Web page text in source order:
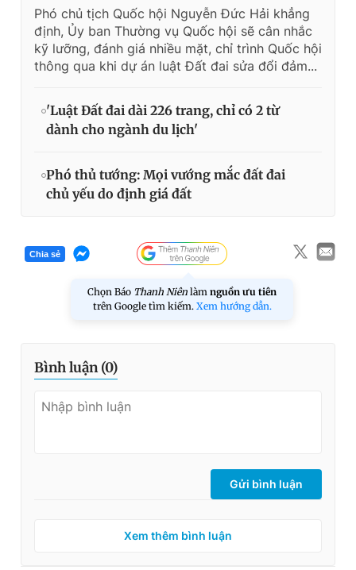
Phó chủ tịch Quốc hội Nguyễn Đức Hải khẳng
định, Ủy ban Thường vụ Quốc hội sẽ cân nhắc
kỹ lưỡng, đánh giá nhiều mặt, chỉ trình Quốc hội
thông qua khi dự án luật Đất đai sửa đổi đảm...
'Luật Đất đai dài 226 trang, chỉ có 2 từ
dành cho ngành du lịch'
Phó thủ tướng: Mọi vướng mắc đất đai
chủ yếu do định giá đất
Chia sẻ
Chọn Báo Thanh Niên làm nguồn ưu tiên
trên Google tìm kiếm. Xem hướng dẫn.
Bình luận (0)
Gửi bình luận
Xem thêm bình luận